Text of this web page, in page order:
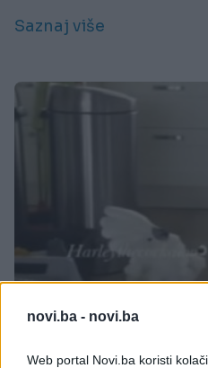
novi.ba - novi.ba
Web portal Novi.ba koristi
Saznaj više
FUN VIDEO
16.05.17. 22:23